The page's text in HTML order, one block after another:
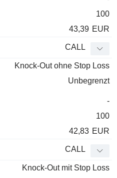
100
43,39 EUR
CALL
Knock-Out ohne Stop Loss
Unbegrenzt
-
100
42,83 EUR
CALL
Knock-Out mit Stop Loss